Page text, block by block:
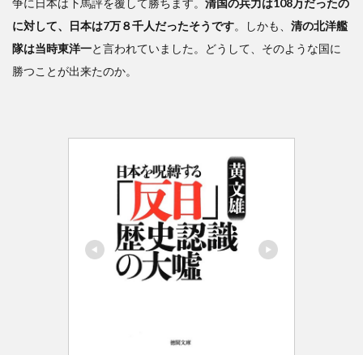
に対して、日本は7万８千人だったそうです。しかも、 清の北洋艦
隊は当時東洋一と言われていました。どうして、そのような国に
勝つことが出来たのか。